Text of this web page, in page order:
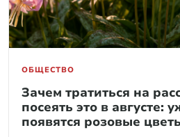
ОБЩЕСТВО
Зачем тратиться на
посеять это в августе:
появятся розовые